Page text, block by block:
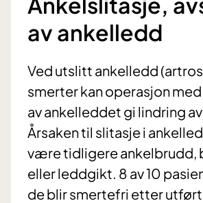
av ankelledd
Ved utslitt ankelledd
smerter kan operasjon
av ankelleddet gi lindring
Årsaken til slitasje i
være tidligere ankelbrudd,
eller leddgikt. 8 av 10
de blir smertefri etter utført